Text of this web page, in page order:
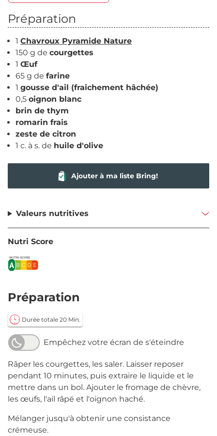
Préparation
1 Chavroux Pyramide Nature
150 g de courgettes
1 Œuf
65 g de farine
1 gousse d'ail (fraîchement hâchée)
0,5 oignon blanc
brin de thym
romarin frais
zeste de citron
1 c. à s. de huile d'olive
Ajouter à ma liste Bring!
Valeurs nutritives
Nutri Score
Préparation
Durée totale 20 Min.
Empêchez votre écran de s'éteindre
Râper les courgettes, les saler. Laisser reposer
pendant 10 minutes, puis extraire le liquide et le
mettre dans un bol. Ajouter le fromage de chèvre,
les œufs, l'ail râpé et l'oignon haché.
Mélanger jusqu'à obtenir une consistance
crémeuse.